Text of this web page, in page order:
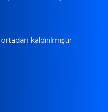
kaldırılmıştır